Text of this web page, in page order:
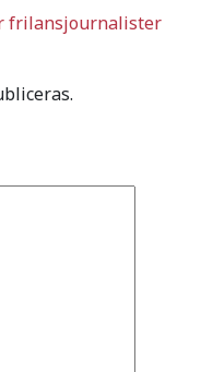
frilansjournalister